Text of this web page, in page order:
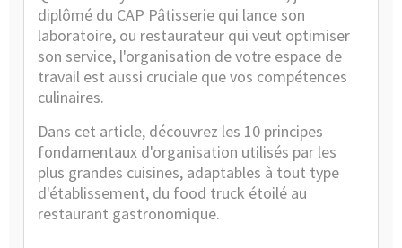
diplômé du CAP Pâtisserie qui lance son
laboratoire, ou restaurateur qui veut optimiser
son service, l'organisation de votre espace de
travail est aussi cruciale que vos compétences
culinaires.
Dans cet article, découvrez les 10 principes
fondamentaux d'organisation utilisés par les
plus grandes cuisines, adaptables à tout type
d'établissement, du food truck étoilé au
restaurant gastronomique.